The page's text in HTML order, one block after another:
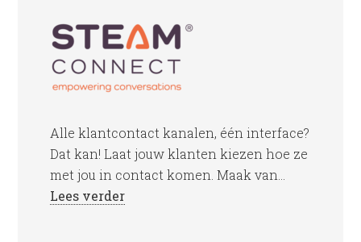
Alle klantcontact kanalen, één interface?
Dat kan! Laat jouw klanten kiezen hoe ze
met jou in contact komen. Maak van...
Lees verder